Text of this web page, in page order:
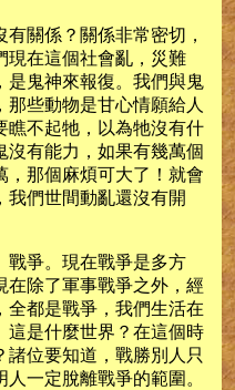
關係？關係非常密切，
現在這個社會亂，災難
是鬼神來報復。我們與鬼
些動物是甘心情願給人
瞧不起牠，以為牠沒有什
沒有能力，如果有幾萬個
，那個麻煩可大了！就會
我們世間動亂還沒有開
戰爭。現在戰爭是多方
在除了軍事戰爭之外，經
全都是戰爭，我們生活在
這是什麼世界？在這個時
位要知道，戰勝別人只
一定脫離戰爭的範圍。